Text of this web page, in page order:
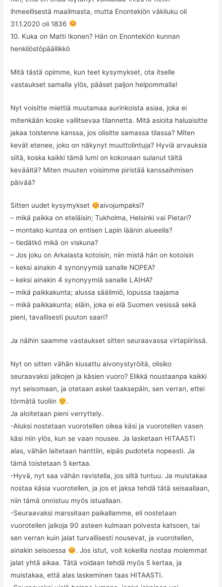
ihmeellisestä maailmasta, mutta Enontekiön väkiluku oli
31.1.2020 oli 1836
10. Kuka on Matti Ikonen? Hän on Enontekiön kunnan
henkilöstöpäällikkö
Mitä tästä opimme, kun teet kysymykset, ota itselle
vastaukset samalla ylös, pääset paljon helpommalla!
Nyt voisitte miettiä muutamaa aurinkoista asiaa, joka ei
mitenkään koske vallitsevaa tilannetta. Mitä asioita haluaisitte
jakaa toistenne kanssa, jos olisitte samassa tilassa? Miten
kevät etenee, joko on näkynyt muuttolintuja? Hyviä arvauksia
siitä, koska kaikki tämä lumi on kokonaan sulanut tältä
keväältä? Miten muuten voisimme piristää kanssaihmisen
päivää?
Sitten uudet kysymykset
aivojumpaksi?
– mikä paikka on eteläisin; Tukholma, Helsinki vai Pietari?
– montako kuntaa on entisen Lapin läänin alueella?
– tiedätkö mikä on viskuna?
– Jos joku on Arkalasta kotoisin, niin mistä hän on kotoisin
– keksi ainakin 4 synonyymiä sanalle NOPEA?
– keksi ainakin 4 synonyymiä sanalle LAIHA?
– mikä paikkakunta; alussa sääilmiö, lopussa taajama
– mikä paikkakunta; eläin, joka ei elä Suomen vesissä sekä
pieni, tavallisesti puuton saari?
Ja näihin saamme vastaukset sitten seuraavassa virtapiirissä.
Nyt on sitten vähän kiusattu aivonystyröitä, olisiko
seuraavaksi jalkojen ja käsien vuoro? Elikkä noustaanpa kaikki
nyt seisomaan, ja otetaan askel taaksepäin, sen verran, ettei
törmätä tuoliin
.
Ja aloitetaan pieni verryttely.
-Aluksi nostetaan vuorotellen oikea käsi ja vuorotellen vasen
käsi niin ylös, kun se vaan nousee. Ja lasketaan HITAASTI
alas, vähän laitetaan hanttiin, eipäs pudoteta nopeasti. Ja
tämä toistetaan 5 kertaa.
-Hyvä, nyt saa vähän ravistella, jos siltä tuntuu. Ja muistakaa
nostaa käsia vuorotellen, ja jos et jaksa tehdä tätä seisaallaan,
niin tämä onnistuu myös istuallaan.
-Seuraavaksi marssitaan paikallamme, eli nostetaan
vuorotellen jalkoja 90 asteen kulmaan polvesta katsoen, tai
sen verran kuin jalat turvallisesti nousevat, ja vuorotellen,
ainakin seisoessa
. Jos istut, voit kokeilla nostaa molemmat
jalat yhtä aikaa. Tätä voidaan tehdä myös 5 kertaa, ja
muistakaa, että alas laskeminen taas HITAASTI.